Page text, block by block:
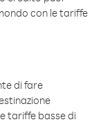
con le tariffe
di fare
tariffe basse di